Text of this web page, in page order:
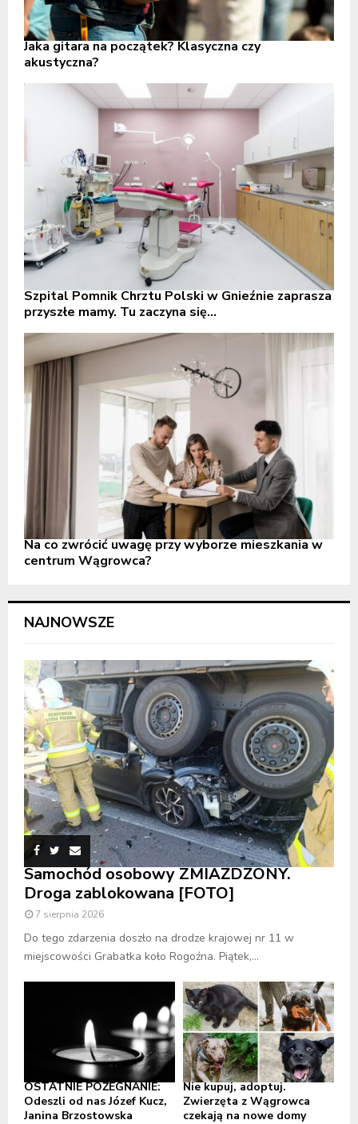
Jaka gitara na początek? Klasyczna czy
akustyczna?
Szpital Pomnik Chrztu Polski w Gnieźnie zaprasza
przyszłe mamy. Tu zaczyna się...
Na co zwrócić uwagę przy wyborze mieszkania w
centrum Wągrowca?
NAJNOWSZE
Samochód osobowy ZMIAŻDŻONY.
Droga zablokowana [FOTO]
7 sierpnia 2026
Do tego zdarzenia doszło na drodze krajowej nr 11 w
miejscowości Grabatka koło Rogoźna. Piątek,...
OSTATNIE POŻEGNANIE:
Odeszli od nas Józef Kucz,
Janina Brzostowska
Nie kupuj, adoptuj.
Zwierzęta z Wągrowca
czekają na nowe domy